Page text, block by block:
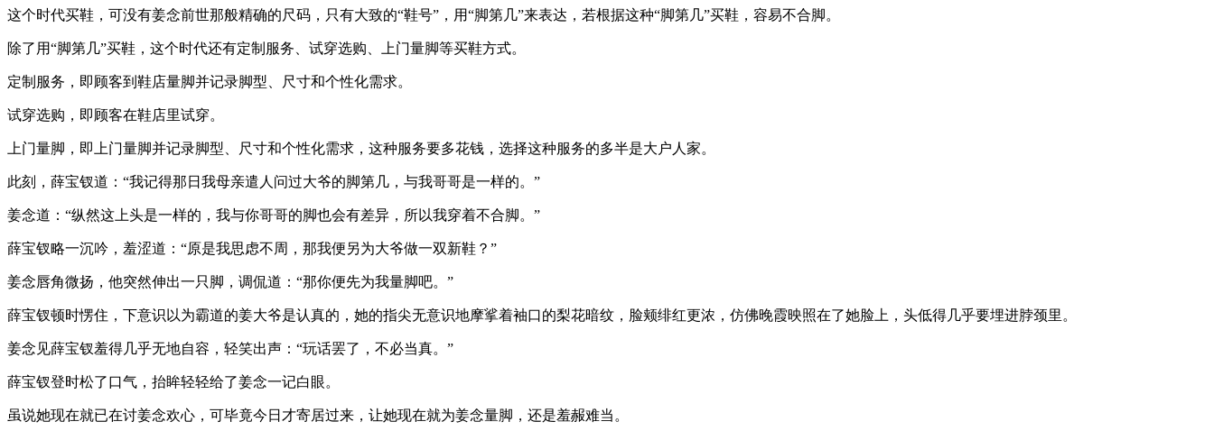
这个时代买鞋，可没有姜念前世那般精确的尺码，只有大致的“鞋号”，用“脚第几”来表达，若根据这种“脚第几”买鞋，容易不合脚。
除了用“脚第几”买鞋，这个时代还有定制服务、试穿选购、上门量脚等买鞋方式。
定制服务，即顾客到鞋店量脚并记录脚型、尺寸和个性化需求。
试穿选购，即顾客在鞋店里试穿。
上门量脚，即上门量脚并记录脚型、尺寸和个性化需求，这种服务要多花钱，选择这种服务的多半是大户人家。
此刻，薛宝钗道：“我记得那日我母亲遣人问过大爷的脚第几，与我哥哥是一样的。”
姜念道：“纵然这上头是一样的，我与你哥哥的脚也会有差异，所以我穿着不合脚。”
薛宝钗略一沉吟，羞涩道：“原是我思虑不周，那我便另为大爷做一双新鞋？”
姜念唇角微扬，他突然伸出一只脚，调侃道：“那你便先为我量脚吧。”
薛宝钗顿时愣住，下意识以为霸道的姜大爷是认真的，她的指尖无意识地摩挲着袖口的梨花暗纹，脸颊绯红更浓，仿佛晚霞映照在了她脸上，头低得几乎要埋进脖颈里。
姜念见薛宝钗羞得几乎无地自容，轻笑出声：“玩话罢了，不必当真。”
薛宝钗登时松了口气，抬眸轻轻给了姜念一记白眼。
虽说她现在就已在讨姜念欢心，可毕竟今日才寄居过来，让她现在就为姜念量脚，还是羞赧难当。